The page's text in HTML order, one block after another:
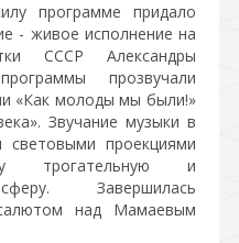
программе придало
- живое исполнение на
СССР Александры
прозвучали
«Как молоды мы были!»
Звучание музыки в
проекциями
трогательную и
Завершилась
над Мамаевым